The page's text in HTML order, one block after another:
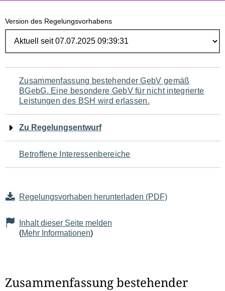
Version des Regelungsvorhabens
Navigation
für
den
Seiteninhalt
Zusammenfassung bestehender GebV gemäß
BGebG. Eine besondere GebV für nicht integrierte
Leistungen des BSH wird erlassen.
Zu Regelungsentwurf
Betroffene Interessenbereiche
Regelungsvorhaben herunterladen (PDF)
Inhalt dieser Seite melden
(Mehr Informationen)
Zusammenfassung bestehender